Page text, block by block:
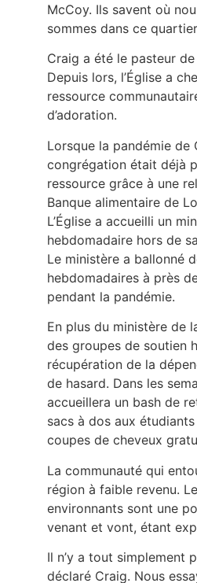
McCoy. Ils savent où
sommes dans ce
Craig a été le pasteur
Depuis lors, l’Église a
ressource
d’adoration.
Lorsque la pandémie de
congrégation était déjà
ressource grâce à une
Banque alimentaire de
L’Église a accueilli un
hebdomadaire hors de
Le ministère a ballonné
hebdomadaires à près
pendant la pandémie.
En plus du ministère de
des groupes de soutien
récupération de la
de hasard. Dans les
accueillera un bash de
sacs à dos aux
coupes de cheveux
La communauté qui
région à faible revenu.
environnants sont une
venant et vont, étant
Il n’y a tout simplement
déclaré Craig. Nous